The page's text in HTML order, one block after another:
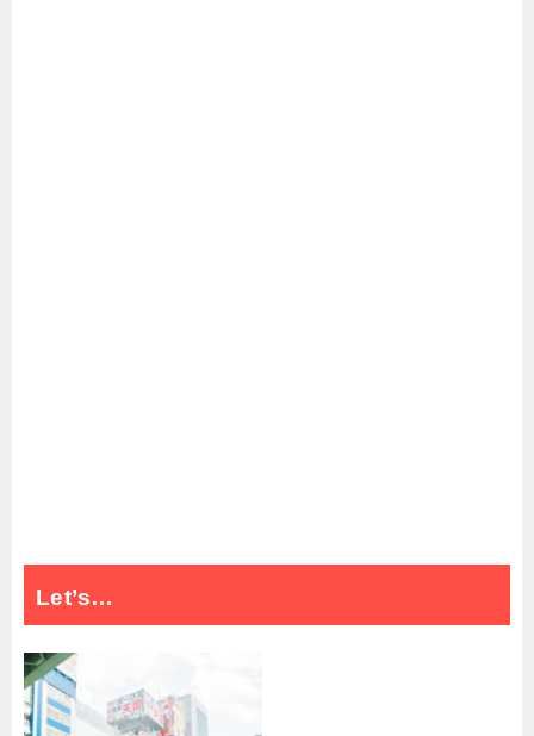
Let’s…